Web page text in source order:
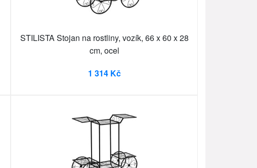
STILISTA Stojan na rostliny, vozík, 66 x 60 x 28
cm, ocel
1 314 Kč